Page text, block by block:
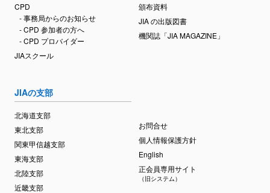
CPD
- 事務局からのお知らせ
- CPD 参加者の方へ
- CPD プロバイダー
JIAスクール
頒布資料
JIA の出版図書
機関誌「JIA MAGAZINE」
JIAの支部
北海道支部
東北支部
関東甲信越支部
東海支部
北陸支部
近畿支部
お問合せ
個人情報保護方針
English
正会員専用サイト
（旧システム）